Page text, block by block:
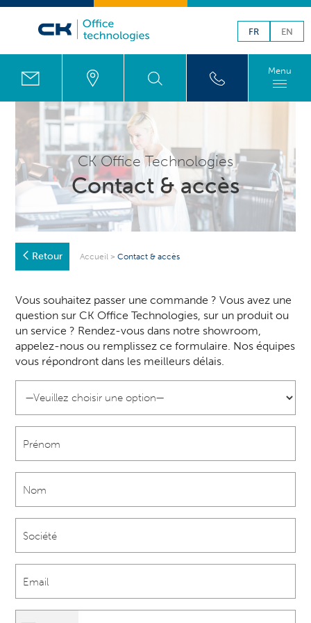
FR EN
Menu
CK Office Technologies
Contact & accès
Retour Accueil >Contact & accès
Vous souhaitez passer une commande ? Vous avez une
question sur CK Office Technologies, sur un produit ou
un service ? Rendez-vous dans notre showroom,
appelez-nous ou remplissez ce formulaire. Nos équipes
vous répondront dans les meilleurs délais.